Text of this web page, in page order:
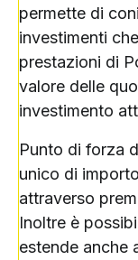
permette di
investimenti
prestazioni di
valore delle
investimento
Punto di forza
unico di
attraverso
Inoltre è
estende anche